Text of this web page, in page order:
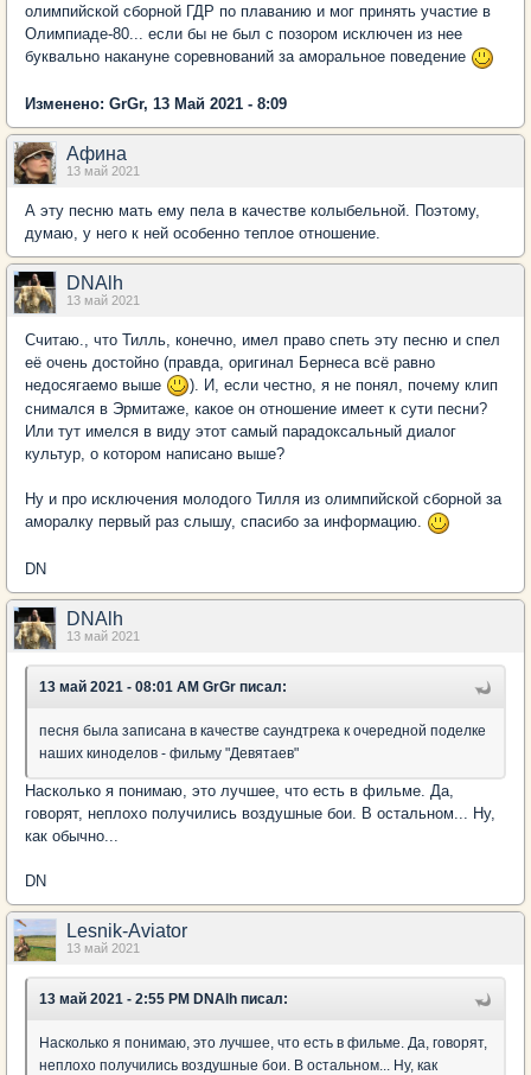
олимпийской сборной ГДР по плаванию и мог принять участие в
Олимпиаде-80... если бы не был с позором исключен из нее
буквально накануне соревнований за аморальное поведение
Изменено: GrGr, 13 Май 2021 - 8:09
Афина
13 май 2021
А эту песню мать ему пела в качестве колыбельной. Поэтому,
думаю, у него к ней особенно теплое отношение.
DNAlh
13 май 2021
Считаю., что Тилль, конечно, имел право спеть эту песню и спел
её очень достойно (правда, оригинал Бернеса всё равно
недосягаемо выше
). И, если честно, я не понял, почему клип
снимался в Эрмитаже, какое он отношение имеет к сути песни?
Или тут имелся в виду этот самый парадоксальный диалог
культур, о котором написано выше?
Ну и про исключения молодого Тилля из олимпийской сборной за
аморалку первый раз слышу, спасибо за информацию.
DN
DNAlh
13 май 2021
13 май 2021 - 08:01 AM GrGr писал:
песня была записана в качестве саундтрека к очередной поделке
наших киноделов - фильму "Девятаев"
Насколько я понимаю, это лучшее, что есть в фильме. Да,
говорят, неплохо получились воздушные бои. В остальном... Ну,
как обычно...
DN
Lesnik-Aviator
13 май 2021
13 май 2021 - 2:55 PM DNAlh писал:
Насколько я понимаю, это лучшее, что есть в фильме. Да, говорят,
неплохо получились воздушные бои. В остальном... Ну, как